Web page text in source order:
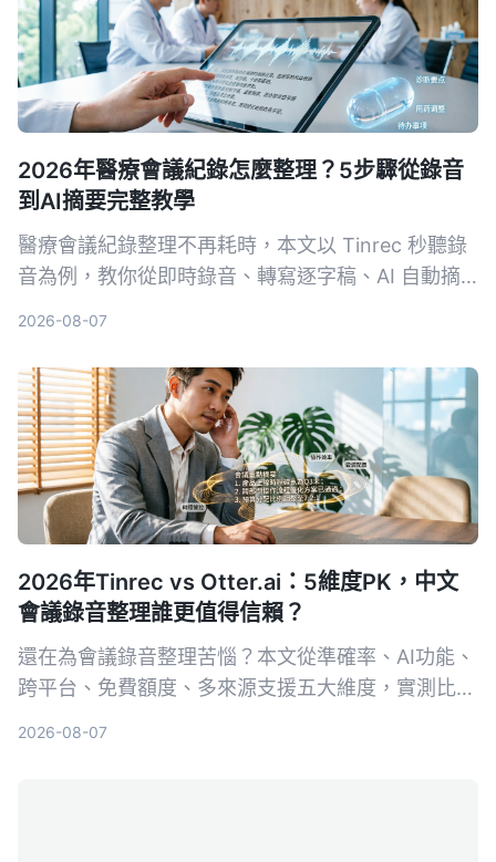
2026年醫療會議紀錄怎麼整理？5步驟從錄音
到AI摘要完整教學
醫療會議紀錄整理不再耗時，本文以 Tinrec 秒聽錄
音為例，教你從即時錄音、轉寫逐字稿、AI 自動摘
2026-08-07
2026年Tinrec vs Otter.ai：5維度PK，中文
會議錄音整理誰更值得信賴？
還在為會議錄音整理苦惱？本文從準確率、AI功能、
跨平台、免費額度、多來源支援五大維度，實測比較
2026-08-07